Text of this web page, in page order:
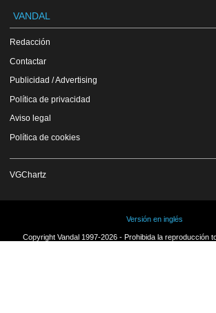
VANDAL
Redacción
Contactar
Publicidad / Advertising
Política de privacidad
Aviso legal
Política de cookies
VGChartz
Versión en inglés
Copyright Vandal 1997-2026 - Prohibida la reproducción